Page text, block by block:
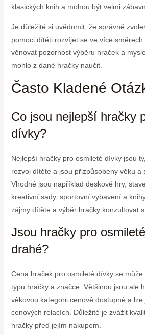
klasických knih a mohou být velmi
Je důležité si uvědomit, že správně
pomoci dítěti rozvíjet se ve více
věnovat pozornost výběru hraček a
mohlo z dané hračky naučit.
Často Kladené
Co jsou nejlepší hračky
dívky?
Nejlepší hračky pro osmileté dívky jsou
rozvoj dítěte a jsou přizpůsobeny věku a
Vhodné jsou například deskové hry,
kreativní sady, sportovní vybavení a
zájmy dítěte a výběr hračky konzultovat s
Jsou hračky pro
drahé?
Cena hraček pro osmileté dívky se může
typu hračky a značce. Většinou jsou ale
věkovou kategorii cenově dostupné a
cenových relacích. Důležité je zvážit
hračky před jejím nákupem.